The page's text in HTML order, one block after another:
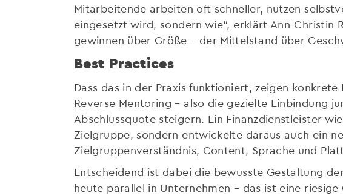
Mitarbeitende arbeiten oft schneller, nutzen
eingesetzt wird, sondern wie“, erklärt Ann-Christin
gewinnen über Größe – der Mittelstand über
Best Practices
Dass das in der Praxis funktioniert, zeigen
Reverse Mentoring – also die gezielte Einbindung
Abschlussquote steigern. Ein Finanzdienstleister
Zielgruppe, sondern entwickelte daraus auch ein
Zielgruppenverständnis, Content, Sprache und
Entscheidend ist dabei die bewusste Gestaltung
heute parallel in Unternehmen – das ist eine